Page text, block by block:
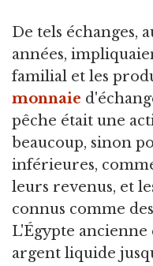
De tels échanges,
années,
familial et les
monnaie
pêche était une
beaucoup, sinon
inférieures,
leurs revenus, et
connus comme
L'Égypte ancienne
argent liquide